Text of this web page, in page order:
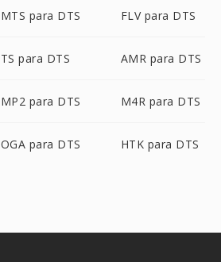
MTS para DTS FLV para DTS
TS para DTS AMR para DTS
MP2 para DTS M4R para DTS
OGA para DTS HTK para DTS